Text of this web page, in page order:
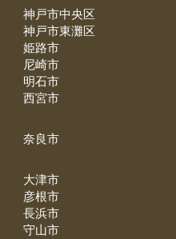
神戸市中央区
神戸市東灘区
姫路市
尼崎市
明石市
西宮市
奈良市
大津市
彦根市
長浜市
守山市